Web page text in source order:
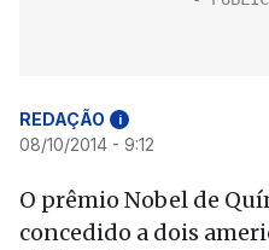
REDAÇÃO i
08/10/2014 - 9:12
O prêmio Nobel de
concedido a dois